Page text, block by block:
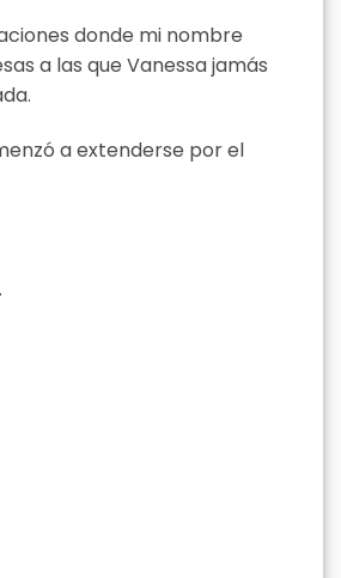
donde mi nombre
a las que Vanessa jamás
a extenderse por el